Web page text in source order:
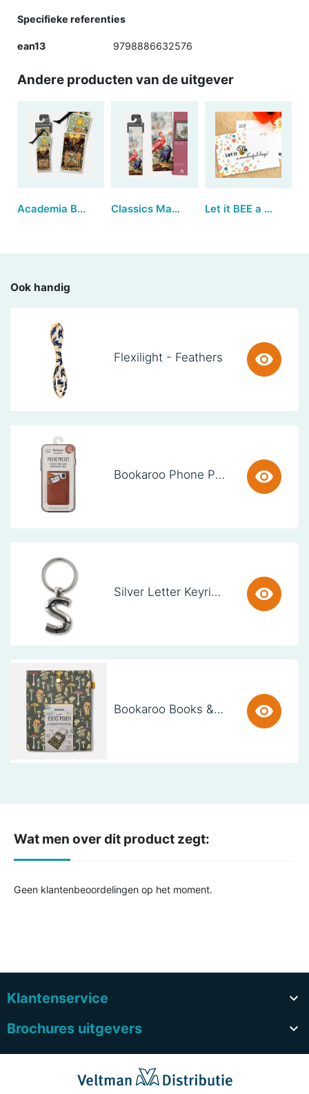
Specifieke referenties
ean13 9798886632576
Andere producten van de uitgever
Academia Bookmarks - Tarot (set van 3) Classics Magnetic Bookmarks - Birds near a Mountain Stream (set van 3) Let it BEE a wonderful day!
Ook handig
Flexilight - Feathers
Bookaroo Phone Pocket - Brown
Silver Letter Keyring - S (set van 3)
Bookaroo Books & Stuff Pouch - Botanical
Wat men over dit product zegt:
Geen klantenbeoordelingen op het moment.
Klantenservice

Brochures uitgevers
